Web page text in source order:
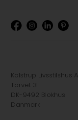
Kalstrup Livsstilshus
Torvet 3
DK-9492 Blokhus
Danmark